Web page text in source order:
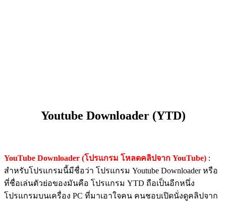
Youtube Downloader (YTD)
YouTube Downloader (โปรแกรม โหลดคลิปจาก YouTube) :
สำหรับโปรแกรมนี้มีชื่อว่า โปรแกรม Youtube Downloader หรือ
ที่ชื่อเล่นตัวย่อของมันคือ โปรแกรม YTD ถือเป็นอีกหนึ่ง
โปรแกรมบนเครื่อง PC ที่มาเอาใจคน คนชอบเปิดนั่งดูคลิปจาก